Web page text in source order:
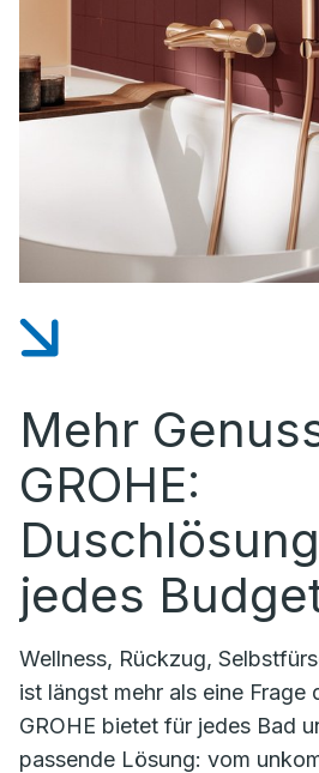
Mehr
GROHE:
jedes
Wellness, Rückzug,
ist längst mehr als eine Frage
GROHE bietet für jedes Bad
passende Lösung: vom